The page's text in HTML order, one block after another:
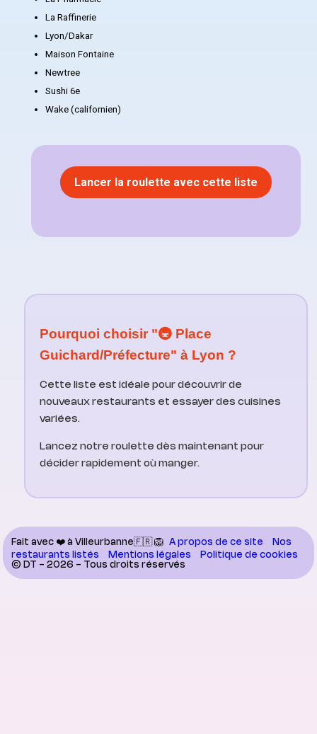
La Raffinerie
Lyon/Dakar
Maison Fontaine
Newtree
Sushi 6e
Wake (californien)
Lancer la roulette avec cette liste
Pourquoi choisir "🚇 Place
Guichard/Préfecture" à Lyon ?
Cette liste est idéale pour découvrir de
nouveaux restaurants et essayer des cuisines
variées.
Lancez notre roulette dès maintenant pour
décider rapidement où manger.
Fait avec ❤️ à Villeurbanne🇫🇷 🦁 A propos de ce site
Nos
restaurants listés
Mentions légales
Politique de cookies
© DT - 2026 - Tous droits réservés